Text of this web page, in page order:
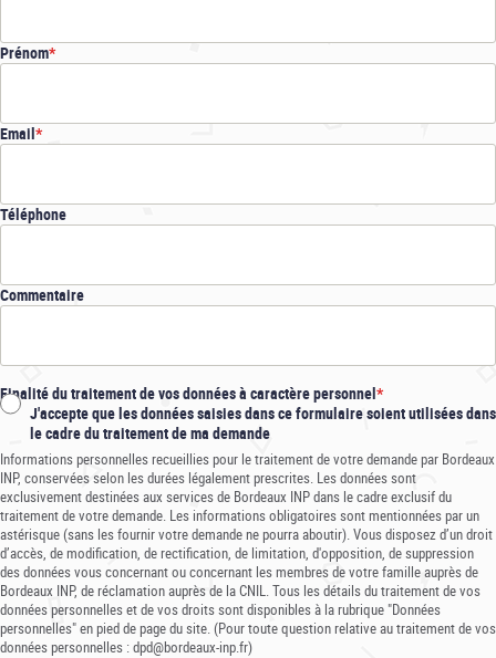
Prénom
Email
Téléphone
Commentaire
Finalité du traitement de vos données à caractère personnel
J'accepte que les données saisies dans ce formulaire soient utilisées dans
le cadre du traitement de ma demande
Informations personnelles recueillies pour le traitement de votre demande par Bordeaux
INP, conservées selon les durées légalement prescrites. Les données sont
exclusivement destinées aux services de Bordeaux INP dans le cadre exclusif du
traitement de votre demande. Les informations obligatoires sont mentionnées par un
astérisque (sans les fournir votre demande ne pourra aboutir). Vous disposez d’un droit
d’accès, de modification, de rectification, de limitation, d'opposition, de suppression
des données vous concernant ou concernant les membres de votre famille auprès de
Bordeaux INP, de réclamation auprès de la CNIL. Tous les détails du traitement de vos
données personnelles et de vos droits sont disponibles à la rubrique "Données
personnelles" en pied de page du site. (Pour toute question relative au traitement de vos
données personnelles : dpd@bordeaux-inp.fr)